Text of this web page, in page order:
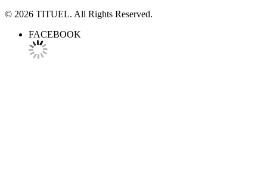
© 2026 TITUEL. All Rights Reserved.
FACEBOOK